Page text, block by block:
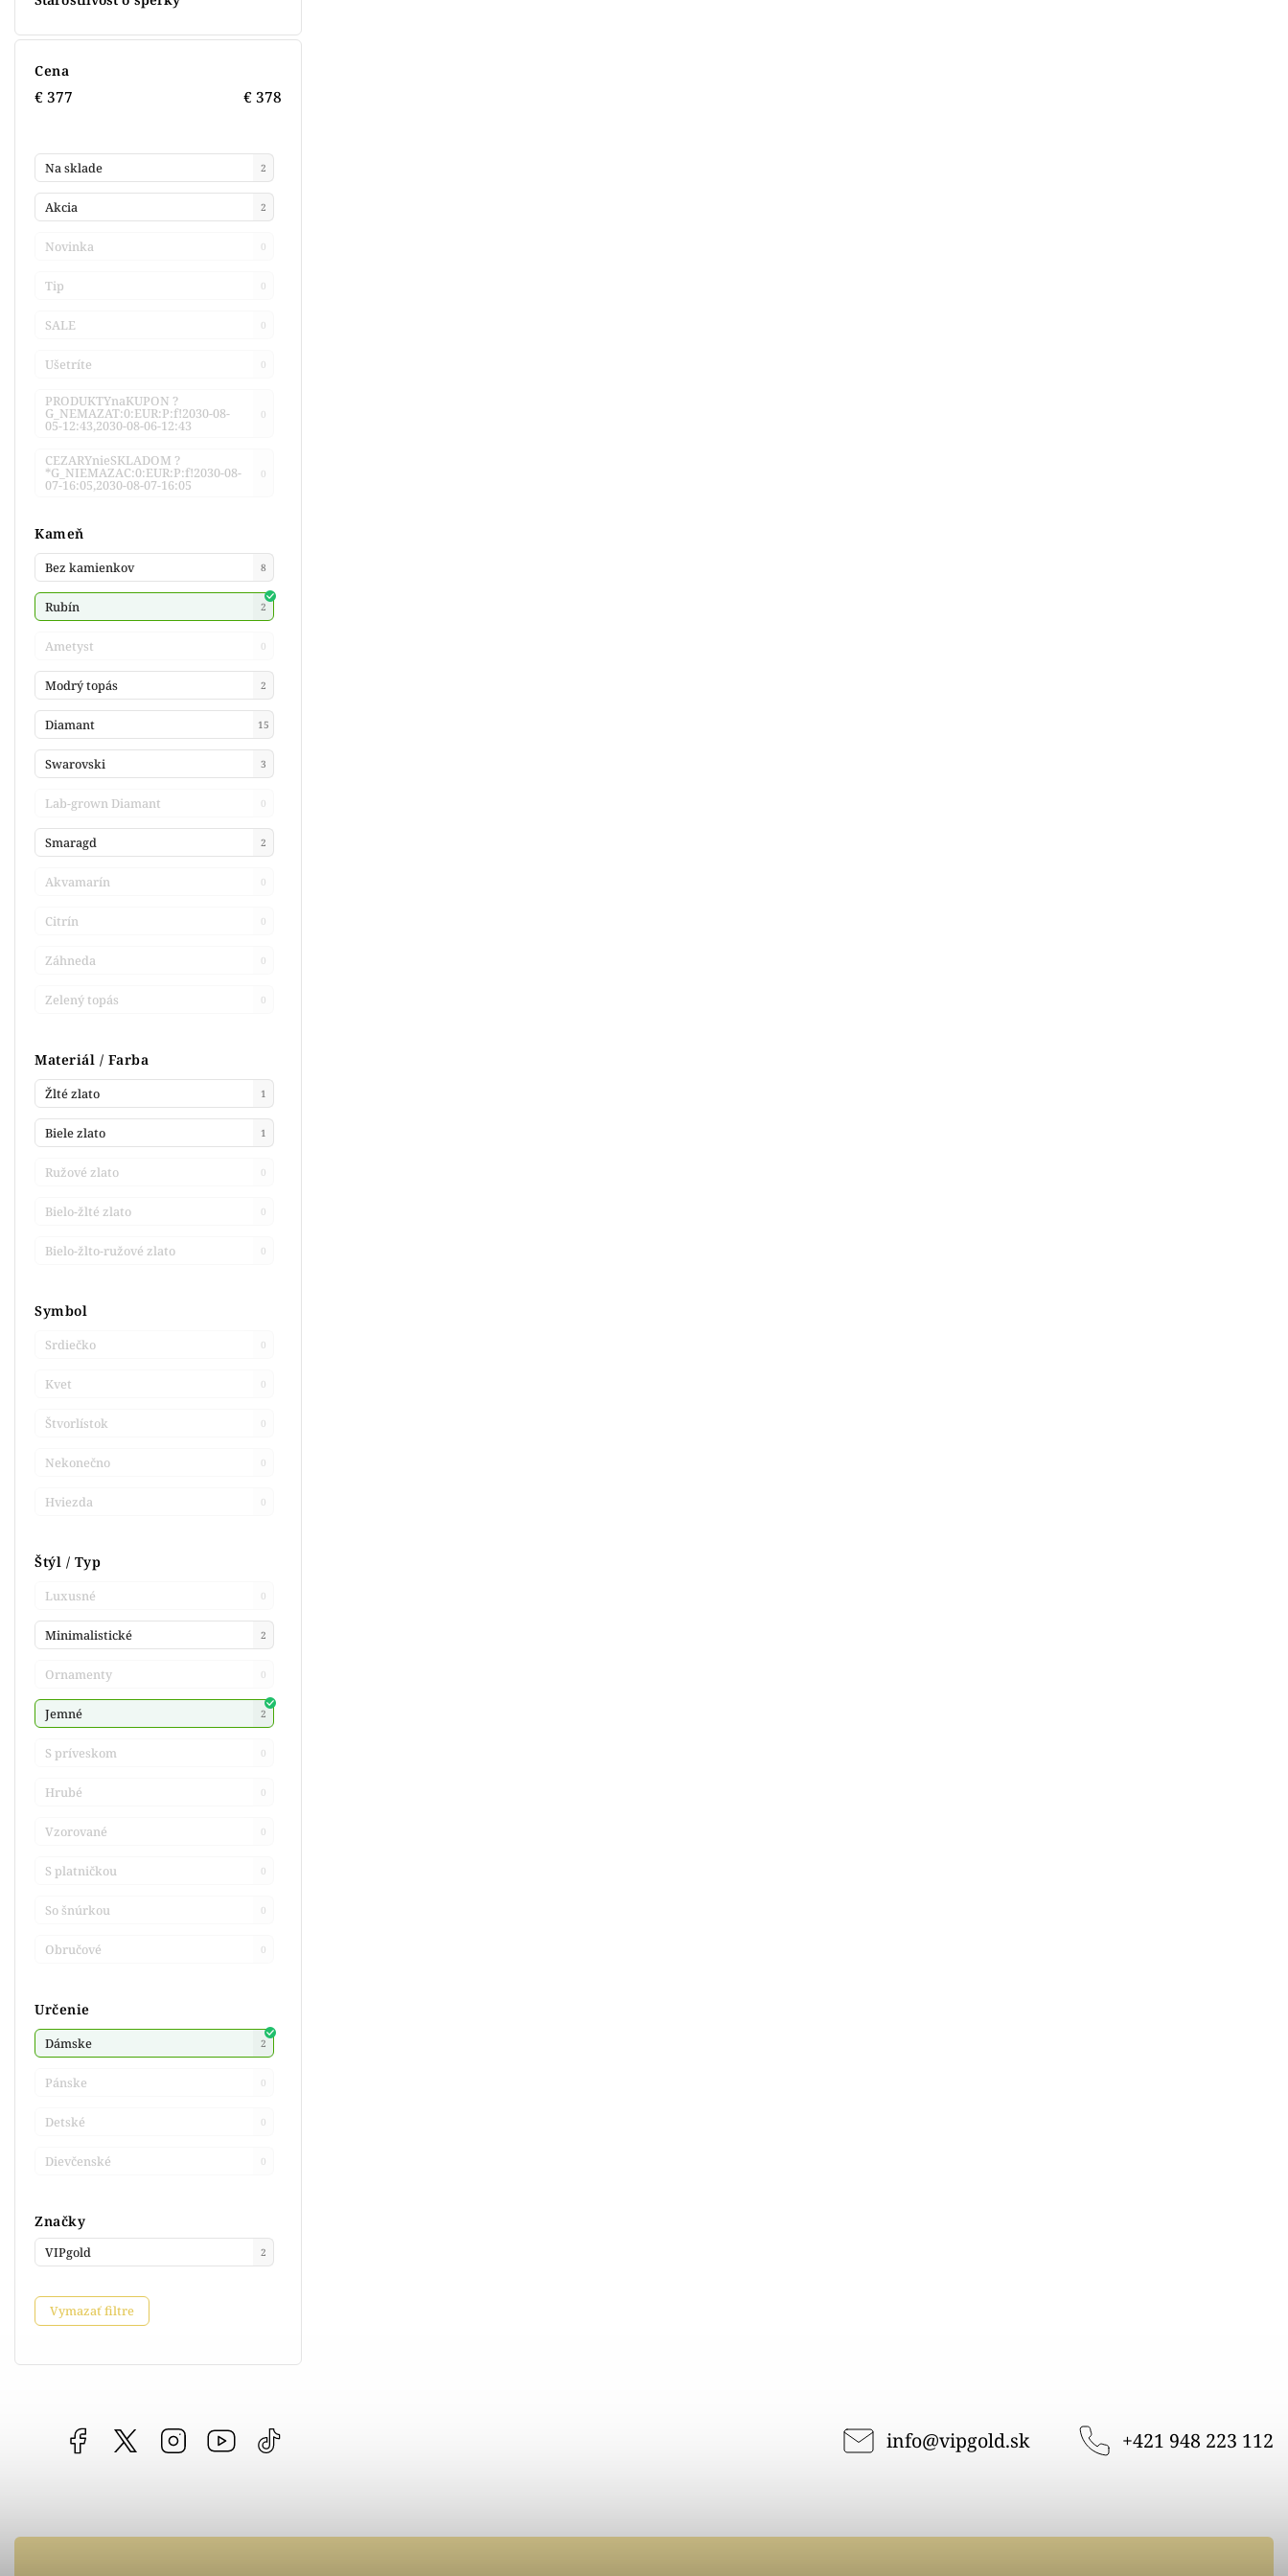
Cena
€377 €378
Na sklade 2
Akcia 2
Novinka 0
Tip 0
SALE 0
Ušetríte 0
PRODUKTYnaKUPON ?
G_NEMAZAT:0:EUR:P:f!2030-08-
05-12:43,2030-08-06-12:43
0
CEZARYnieSKLADOM ?
*G_NIEMAZAC:0:EUR:P:f!2030-08-
07-16:05,2030-08-07-16:05
0
Značky
VIPgold 2
Kameň
Bez kamienkov 8
Rubín 2
Ametyst 0
Modrý topás 2
Diamant 15
Swarovski 3
Lab-grown Diamant 0
Smaragd 2
Akvamarín 0
Citrín 0
Záhneda 0
Zelený topás 0
Materiál / Farba
Žlté zlato 1
Biele zlato 1
Ružové zlato 0
Bielo-žlté zlato 0
Bielo-žlto-ružové zlato 0
Symbol
Srdiečko 0
Kvet 0
Štvorlístok 0
Nekonečno 0
Hviezda 0
Štýl / Typ
Luxusné 0
Minimalistické 2
Ornamenty 0
Jemné 2
S príveskom 0
Hrubé 0
Vzorované 0
S platničkou 0
So šnúrkou 0
Obručové 0
Určenie
Dámske 2
Pánske 0
Detské 0
Dievčenské 0
Vymazať filtre
Facebook vipgoldsk InstagramYouTube info@vipgold.sk +421 948 223 112